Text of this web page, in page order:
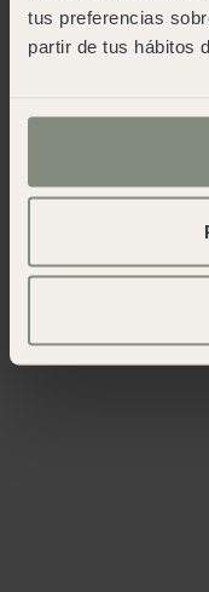
tus preferencias
partir de tus hábitos